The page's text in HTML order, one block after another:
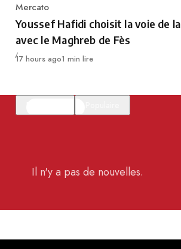
Category
Mercato
Youssef Hafidi choisit la voie de
avec le Maghreb de Fès
Publié
17 hours ago1 min lire
Il n'y a pas de nouvelles.